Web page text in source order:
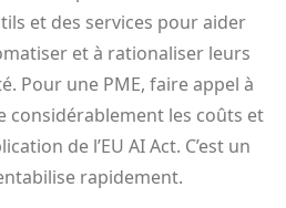
et des services pour aider
et à rationaliser leurs
Pour une PME, faire appel à
considérablement les coûts et
de l’EU AI Act. C’est un
rapidement.